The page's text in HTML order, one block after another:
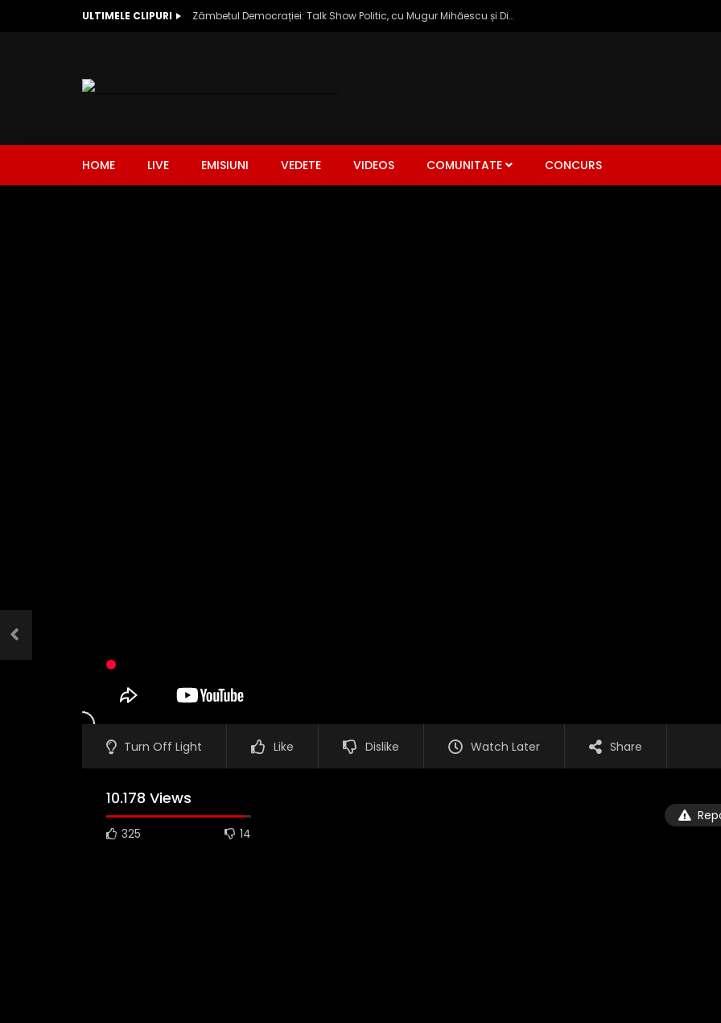
ULTIMELE CLIPURI Zâmbetul Democrației: Talk Show Politic, cu Mugur Mihăescu și Dinu Popescu
HOME LIVE EMISIUNI VEDETE VIDEOS COMUNITATE CONCURS
Turn Off Light Like Dislike Watch Later Share
10.178 Views
325 14